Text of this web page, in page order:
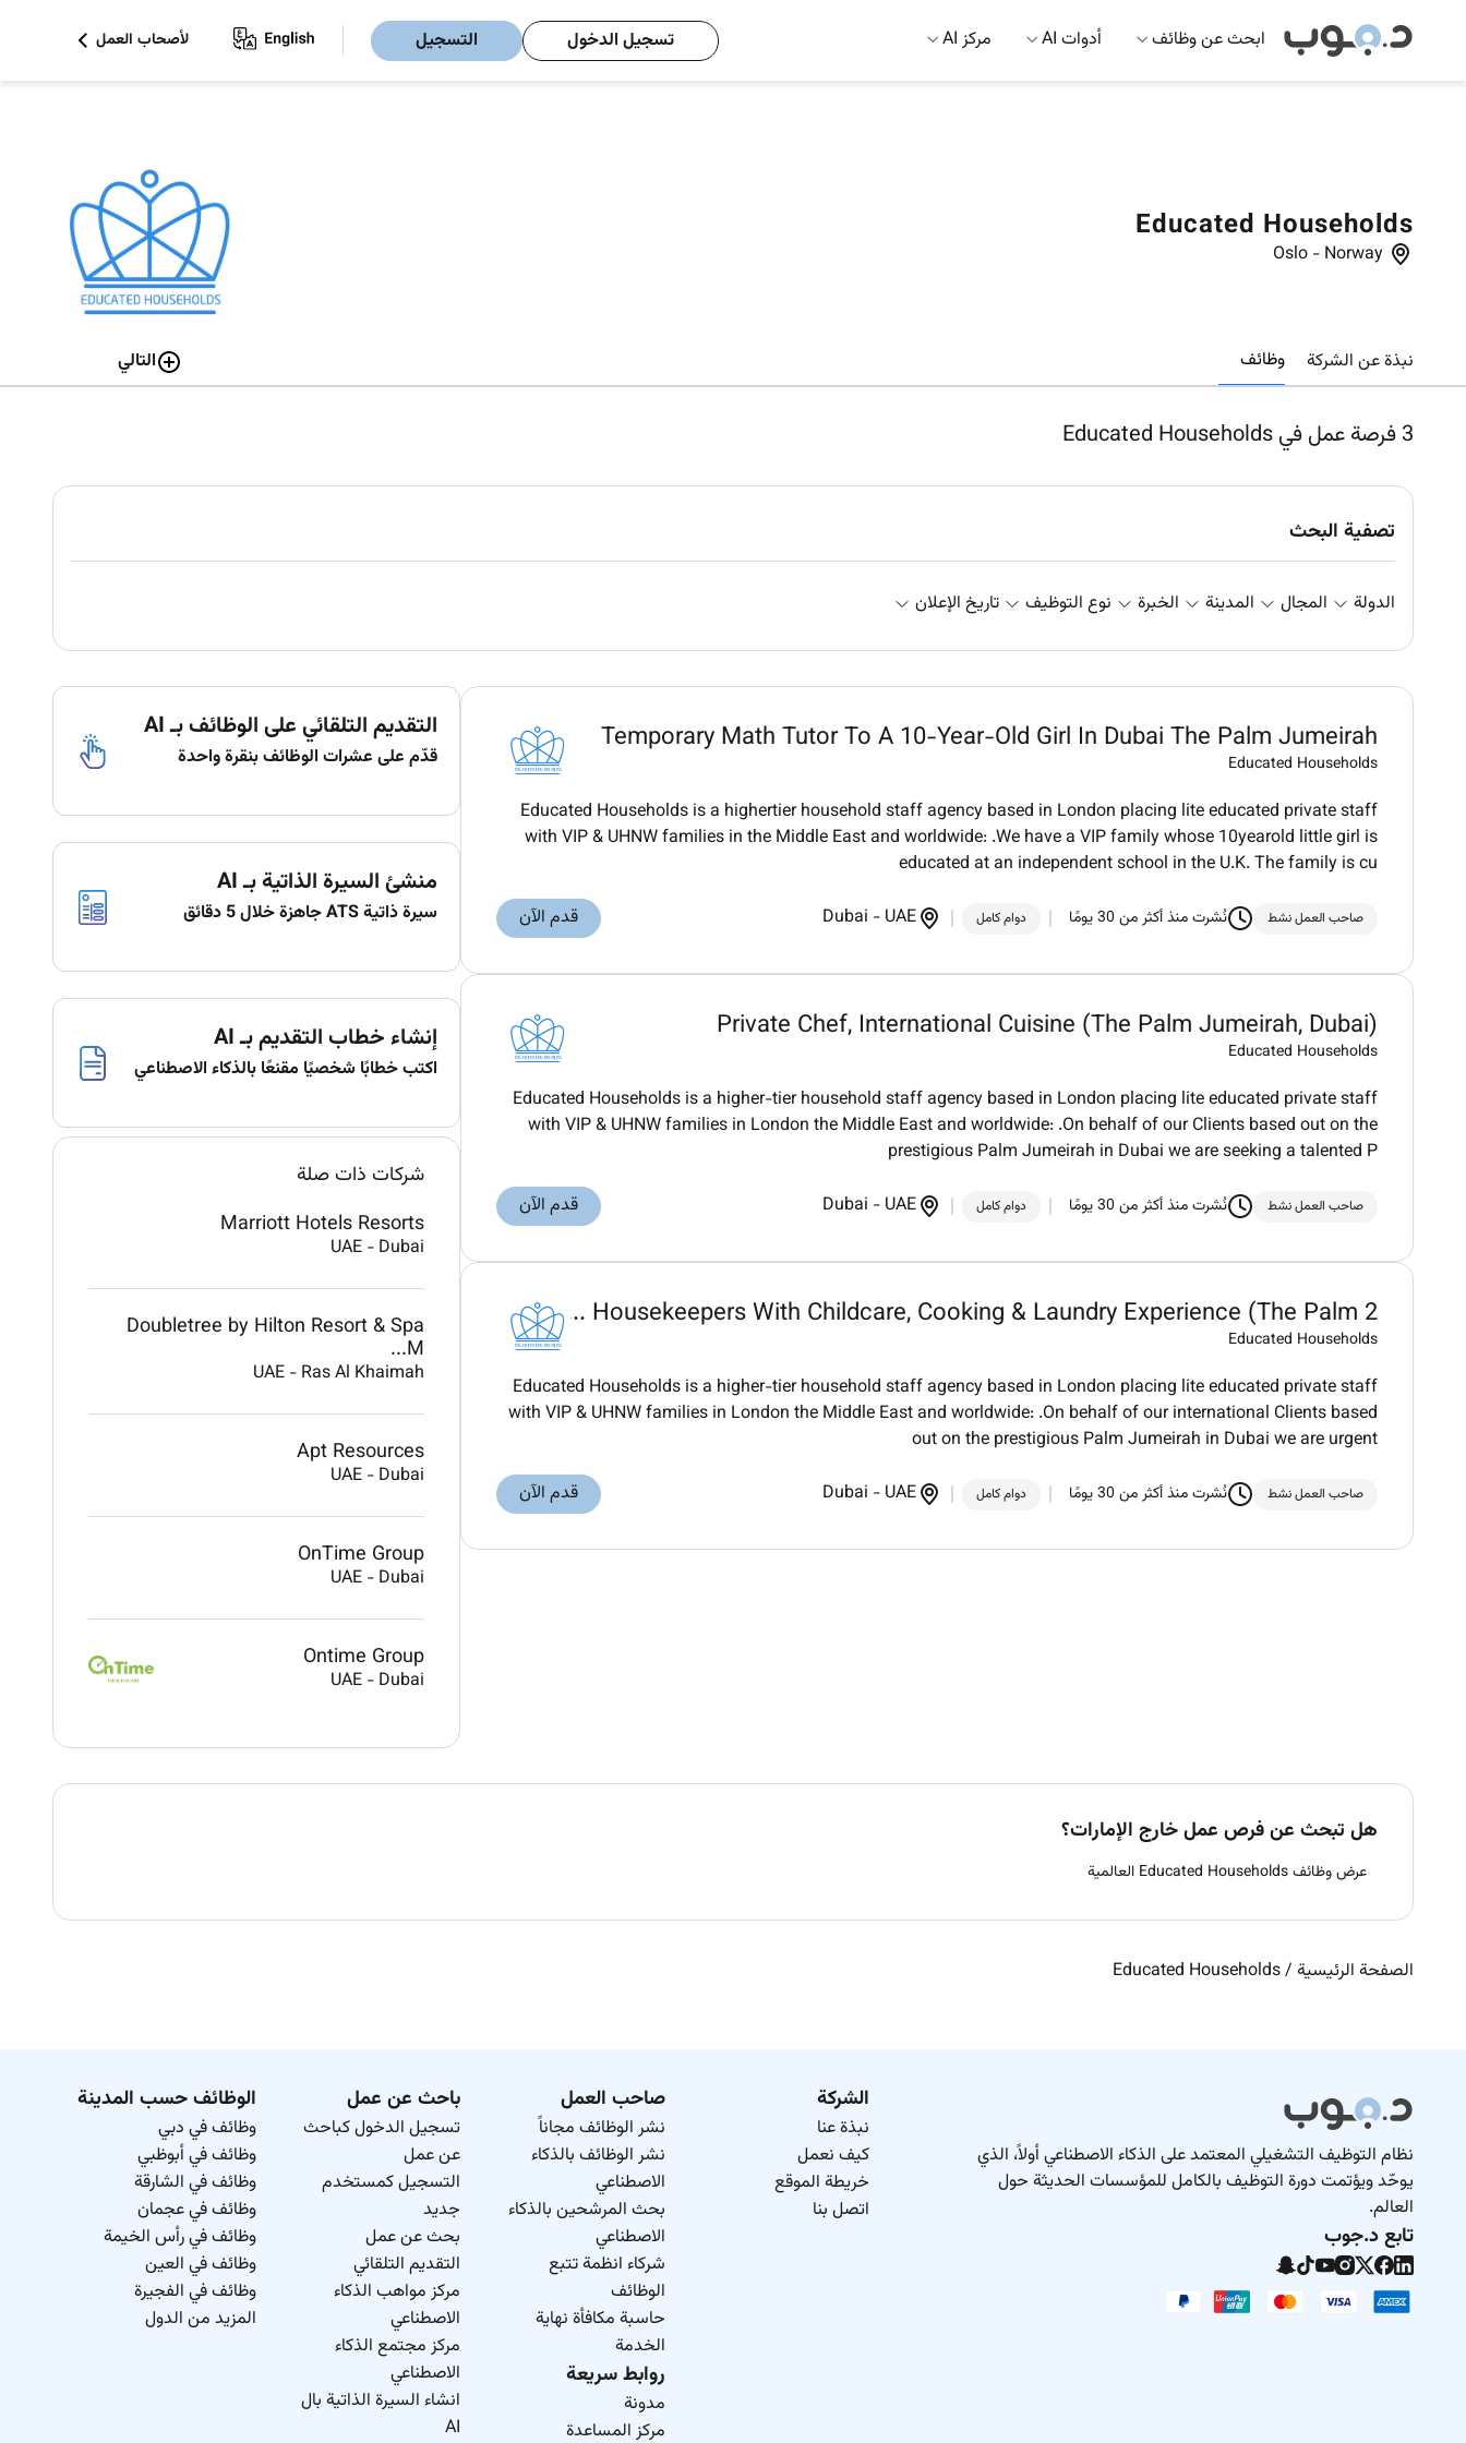
ابحث عن وظائف أدوات AI مركز AI تسجيل الدخول التسجيل لأصحاب العمل
Educated Households
Oslo - Norway
نبذة عن الشركة وظائف التالي
3فرصة عمل في Educated Households
تصفية البحث
الدولة المجال المدينة الخبرة نوع التوظيف تاريخ الإعلان
Temporary Math Tutor To A 10-Year-Old Girl In Dubai The Palm Jumeirah
Educated Households
Educated Households is a highertier household staff agency based in London placing lite educated private staff
with VIP & UHNW families in the Middle East and worldwide: .We have a VIP family whose 10yearold little girl is
educated at an independent school in the U.K. The family is cu
صاحب العمل نشط نُشرت منذ أكثر من 30 يومًا دوام كامل Dubai - UAE قدم الآن
Private Chef, International Cuisine (The Palm Jumeirah, Dubai)
Educated Households
Educated Households is a higher-tier household staff agency based in London placing lite educated private staff
with VIP & UHNW families in London the Middle East and worldwide: .On behalf of our Clients based out on the
prestigious Palm Jumeirah in Dubai we are seeking a talented P
صاحب العمل نشط نُشرت منذ أكثر من 30 يومًا دوام كامل Dubai - UAE قدم الآن
2 Housekeepers With Childcare, Cooking & Laundry Experience (The Palm ...
Educated Households
Educated Households is a higher-tier household staff agency based in London placing lite educated private staff
with VIP & UHNW families in London the Middle East and worldwide: .On behalf of our international Clients based
out on the prestigious Palm Jumeirah in Dubai we are urgent
صاحب العمل نشط نُشرت منذ أكثر من 30 يومًا دوام كامل Dubai - UAE قدم الآن
التقديم التلقائي على الوظائف بـ AI
قدّم على عشرات الوظائف بنقرة واحدة
منشئ السيرة الذاتية بـ AI
سيرة ذاتية ATS جاهزة خلال 5 دقائق
إنشاء خطاب التقديم بـ AI
اكتب خطابًا شخصيًا مقنعًا بالذكاء الاصطناعي
شركات ذات صلة
Marriott Hotels Resorts
UAE - Dubai
Doubletree by Hilton Resort & Spa
M...
UAE - Ras Al Khaimah
Apt Resources
UAE - Dubai
OnTime Group
UAE - Dubai
Ontime Group
UAE - Dubai
هل تبحث عن فرص عمل خارج الإمارات؟
عرض وظائف Educated Households العالمية
الصفحة الرئيسية /
Educated Households
نظام التوظيف التشغيلي المعتمد على الذكاء الاصطناعي أولاً، الذي
يوحّد ويؤتمت دورة التوظيف بالكامل للمؤسسات الحديثة حول
العالم.
تابع د.جوب
الشركة
نبذة عنا
كيف نعمل
خريطة الموقع
اتصل بنا
صاحب العمل
نشر الوظائف مجاناً
نشر الوظائف بالذكاء
الاصطناعي
بحث المرشحين بالذكاء
الاصطناعي
شركاء انظمة تتبع
الوظائف
حاسبة مكافأة نهاية
الخدمة
روابط سريعة
مدونة
مركز المساعدة
باحث عن عمل
تسجيل الدخول كباحث
عن عمل
التسجيل كمستخدم
جديد
بحث عن عمل
التقديم التلقائي
مركز مواهب الذكاء
الاصطناعي
مركز مجتمع الذكاء
الاصطناعي
انشاء السيرة الذاتية بال
AI
الوظائف حسب المدينة
وظائف في دبي
وظائف في أبوظبي
وظائف في الشارقة
وظائف في عجمان
وظائف في رأس الخيمة
وظائف في العين
وظائف في الفجيرة
المزيد من الدول